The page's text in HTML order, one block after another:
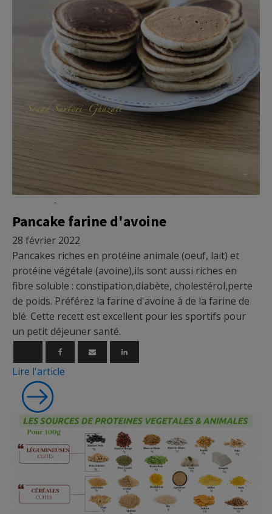
-
Pancake farine d'avoine
28 février 2022
Pancakes riches en protéine animale (oeuf, lait) et
protéine végétale (avoine),ils sont aussi riches en
fibre soluble : constipation,diabète, cholestérol,perte
de poids. Préférez la farine d'avoine à de la farine de
blé. Cette recett est excellent pour les sportifs pour
un petit déjeuner santé.
Lire l'article